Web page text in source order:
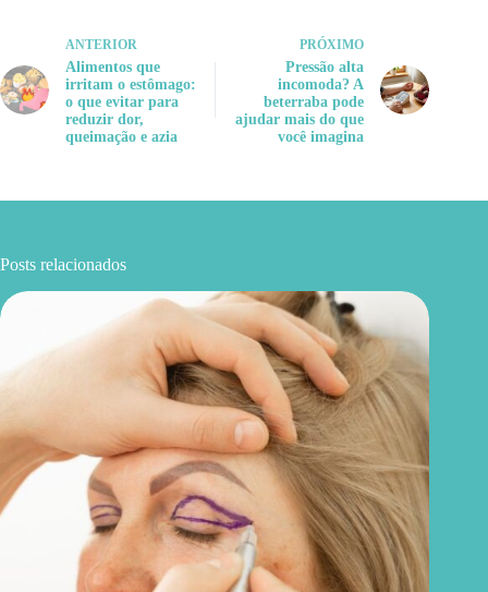
ANTERIOR
Alimentos que
irritam o estômago:
o que evitar para
reduzir dor,
queimação e azia
PRÓXIMO
Pressão alta
incomoda? A
beterraba pode
ajudar mais do que
você imagina
Posts relacionados